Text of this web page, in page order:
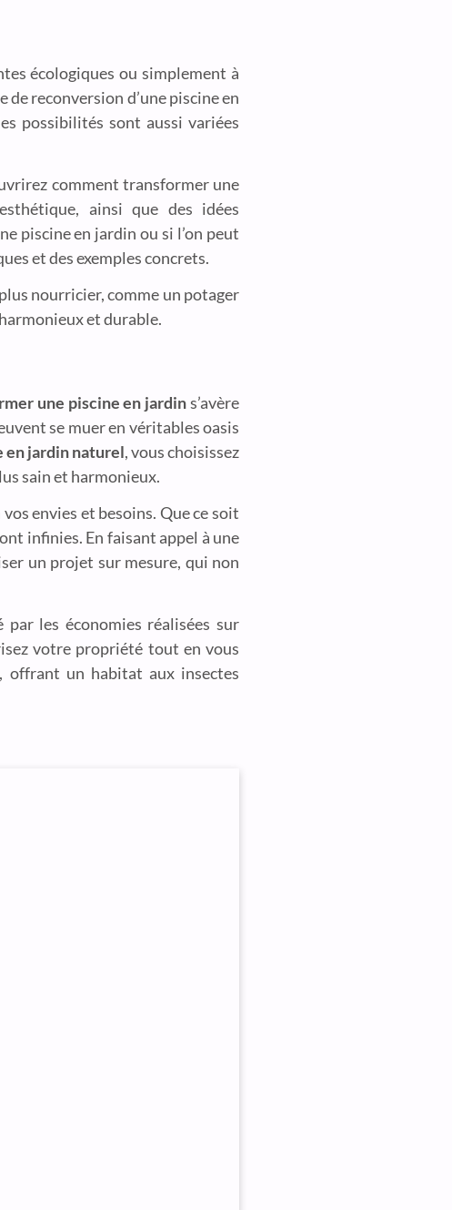
écologiques ou simplement à
reconversion d’une piscine en
possibilités sont aussi variées
comment transformer une
ainsi que des idées
piscine en jardin ou si l’on peut
et des exemples concrets.
nourricier, comme un potager
et durable.
une piscine en jardins’avère
se muer en véritables oasis
en jardin naturel, vous choisissez
sain et harmonieux.
envies et besoins. Que ce soit
infinies. En faisant appel à une
un projet sur mesure, qui non
par les économies réalisées sur
votre propriété tout en vous
offrant un habitat aux insectes